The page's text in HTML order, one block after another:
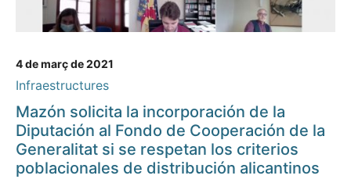
4 de març de 2021
Infraestructures
Mazón solicita la incorporación de la
Diputación al Fondo de Cooperación de la
Generalitat si se respetan los criterios
poblacionales de distribución alicantinos